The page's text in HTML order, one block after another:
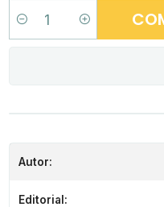
Cantidad
Autor:
Editorial: